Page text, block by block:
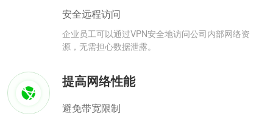
安全远程访问
企业员工可以通过VPN安全地访问公司内部网络资
源，无需担心数据泄露。
提高网络性能
避免带宽限制